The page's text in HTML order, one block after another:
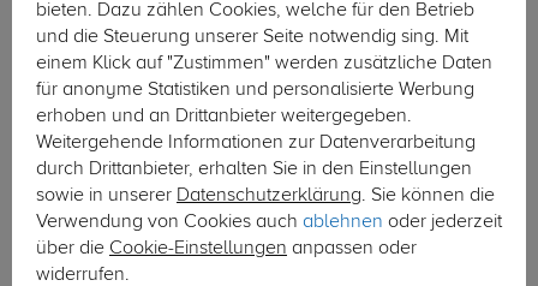
bieten. Dazu zählen Cookies, welche für den Betrieb
und die Steuerung unserer Seite notwendig sing. Mit
einem Klick auf "Zustimmen" werden zusätzliche Daten
für anonyme Statistiken und personalisierte Werbung
erhoben und an Drittanbieter weitergegeben.
Weitergehende Informationen zur Datenverarbeitung
durch Drittanbieter, erhalten Sie in den Einstellungen
sowie in unserer Datenschutzerklärung. Sie können die
Verwendung von Cookies auch ablehnen oder jederzeit
über die Cookie-Einstellungen anpassen oder
widerrufen.